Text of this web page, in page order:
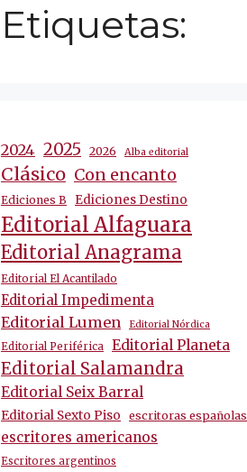
Etiquetas:
2024 2025 2026 Alba editorial
Clásico Con encanto
Ediciones B Ediciones Destino
Editorial Alfaguara
Editorial Anagrama
Editorial El Acantilado
Editorial Impedimenta
Editorial Lumen Editorial Nórdica
Editorial Periférica Editorial Planeta
Editorial Salamandra
Editorial Seix Barral
Editorial Sexto Piso escritoras españolas
escritores americanos
Escritores argentinos